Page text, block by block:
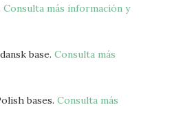
Consulta más información y
base. Consulta más
bases. Consulta más